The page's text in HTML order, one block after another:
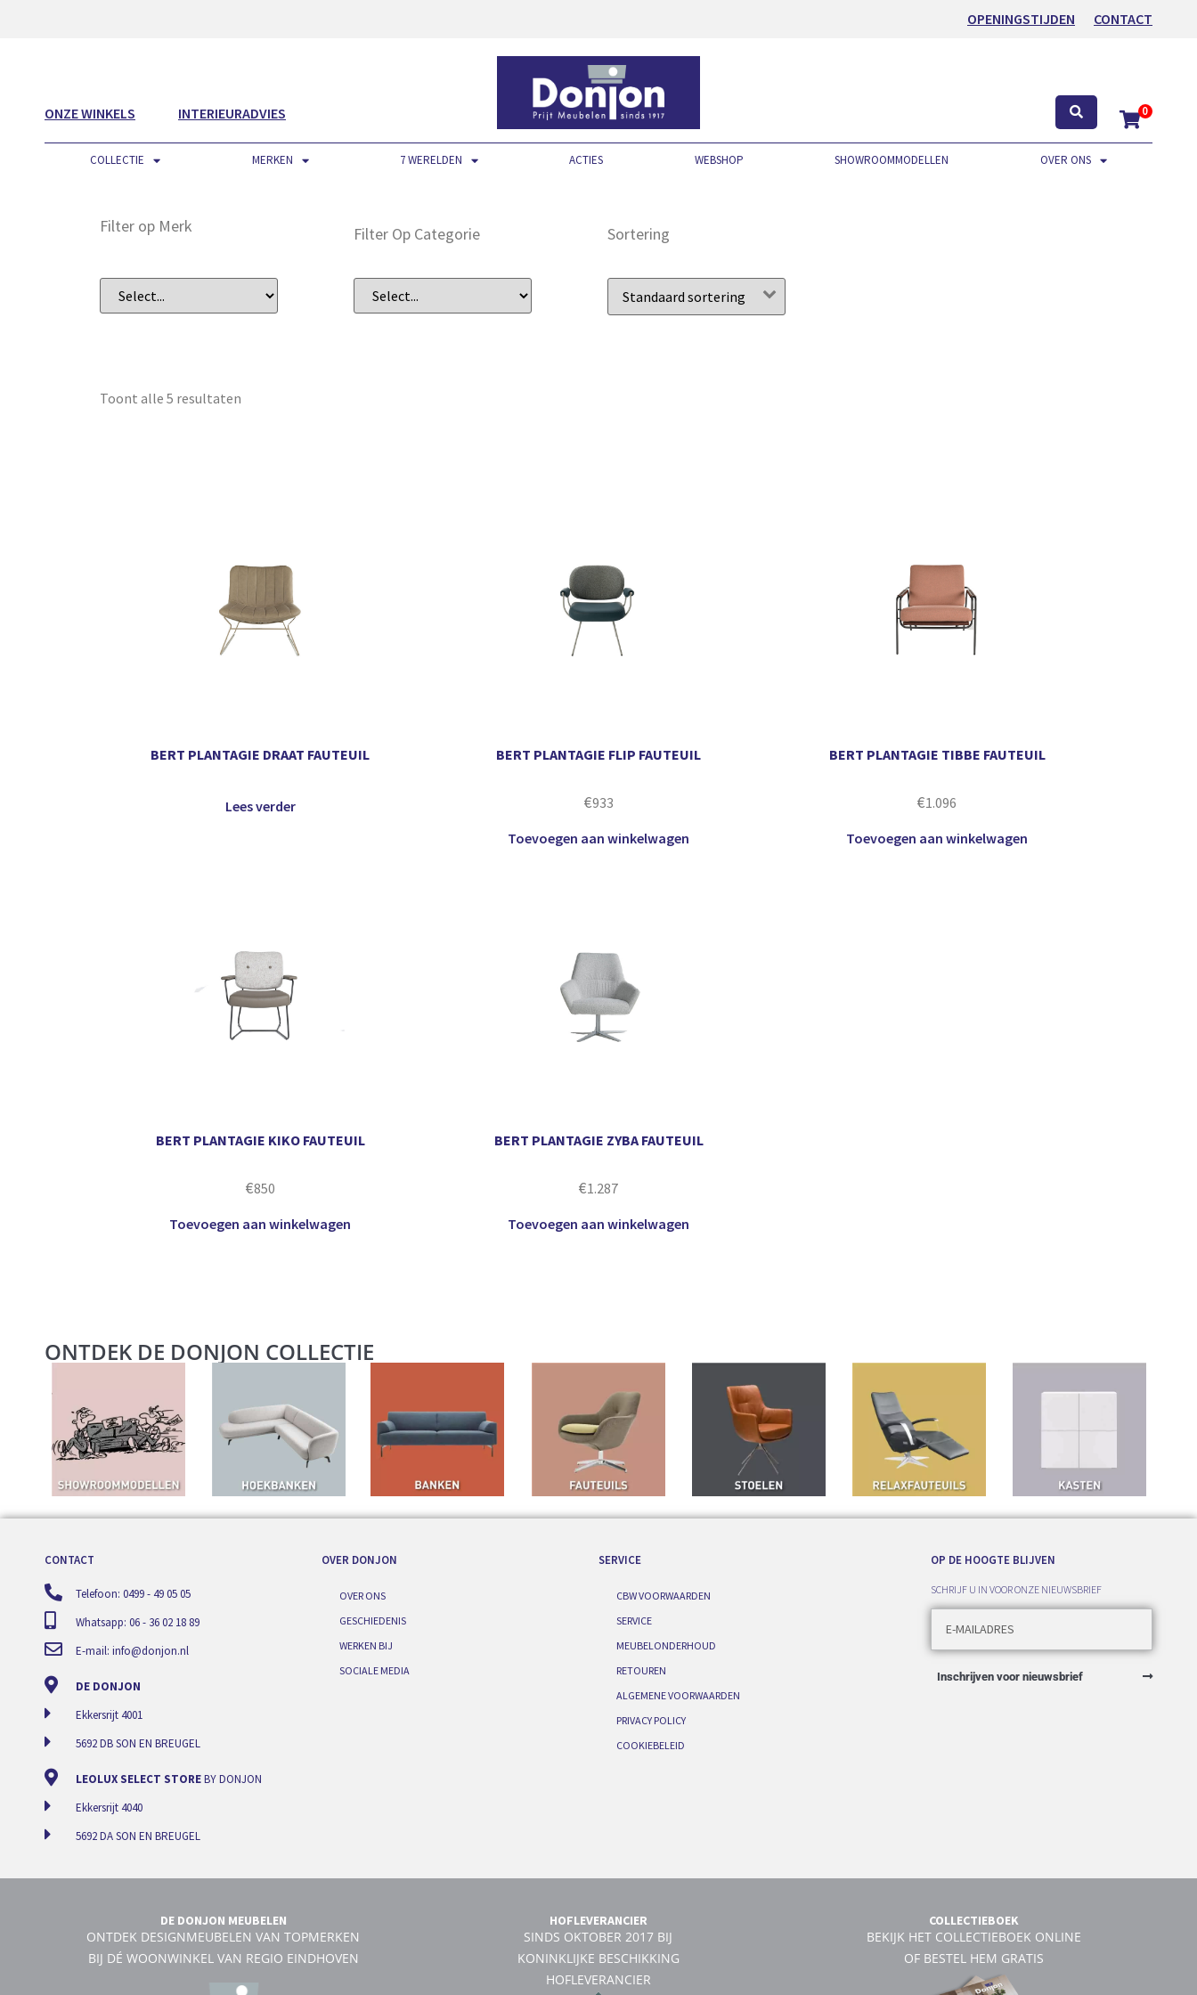
OPENINGSTIJDEN CONTACT
ONZE WINKELS INTERIEURADVIES 0
COLLECTIE MERKEN 7 WERELDEN ACTIES WEBSHOP SHOWROOMMODELLEN OVER ONS
Filter op Merk Filter Op Categorie Sortering
Toont alle 5 resultaten
BERT PLANTAGIE DRAAT FAUTEUIL
Lees verder
BERT PLANTAGIE FLIP FAUTEUIL
€933
Toevoegen aan winkelwagen
BERT PLANTAGIE TIBBE FAUTEUIL
€1.096
Toevoegen aan winkelwagen
BERT PLANTAGIE KIKO FAUTEUIL
€850
Toevoegen aan winkelwagen
BERT PLANTAGIE ZYBA FAUTEUIL
€1.287
Toevoegen aan winkelwagen
ONTDEK DE DONJON COLLECTIE
CONTACT
Telefoon: 0499 - 49 05 05
Whatsapp: 06 - 36 02 18 89
E-mail: info@donjon.nl
DE DONJON
Ekkersrijt 4001
5692 DB SON EN BREUGEL
LEOLUX SELECT STOREBY DONJON
Ekkersrijt 4040
5692 DA SON EN BREUGEL
OVER DONJON
OVER ONS
GESCHIEDENIS
WERKEN BIJ
SOCIALE MEDIA
SERVICE
CBW VOORWAARDEN
SERVICE
MEUBELONDERHOUD
RETOUREN
ALGEMENE VOORWAARDEN
PRIVACY POLICY
COOKIEBELEID
OP DE HOOGTE BLIJVEN
SCHRIJF U IN VOOR ONZE NIEUWSBRIEF
Inschrijven voor nieuwsbrief
DE DONJON MEUBELEN
ONTDEK DESIGNMEUBELEN VAN TOPMERKEN
BIJ DÉ WOONWINKEL VAN REGIO EINDHOVEN
HOFLEVERANCIER
SINDS OKTOBER 2017 BIJ
KONINKLIJKE BESCHIKKING
HOFLEVERANCIER
COLLECTIEBOEK
BEKIJK HET COLLECTIEBOEK ONLINE
OF BESTEL HEM GRATIS